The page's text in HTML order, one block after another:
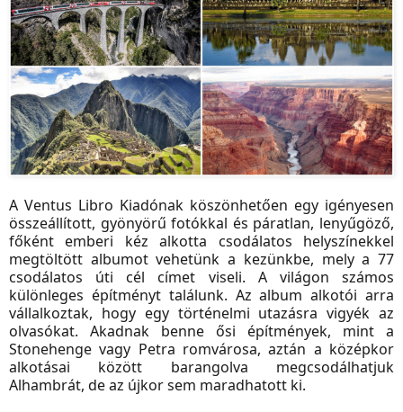
A Ventus Libro Kiadónak köszönhetően egy igényesen
összeállított, gyönyörű fotókkal és páratlan, lenyűgöző,
főként emberi kéz alkotta csodálatos helyszínekkel
megtöltött albumot vehetünk a kezünkbe, mely a 77
csodálatos úti cél címet viseli. A világon számos
különleges építményt találunk. Az album alkotói arra
vállalkoztak, hogy egy történelmi utazásra vigyék az
olvasókat. Akadnak benne ősi építmények, mint a
Stonehenge vagy Petra romvárosa, aztán a középkor
alkotásai között barangolva megcsodálhatjuk
Alhambrát, de az újkor sem maradhatott ki.